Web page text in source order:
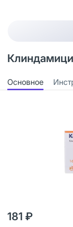
Основное
181 ₽